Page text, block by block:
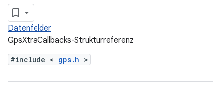
Datenfelder
GpsXtraCallbacks-Strukturreferenz
#include < gps.h >